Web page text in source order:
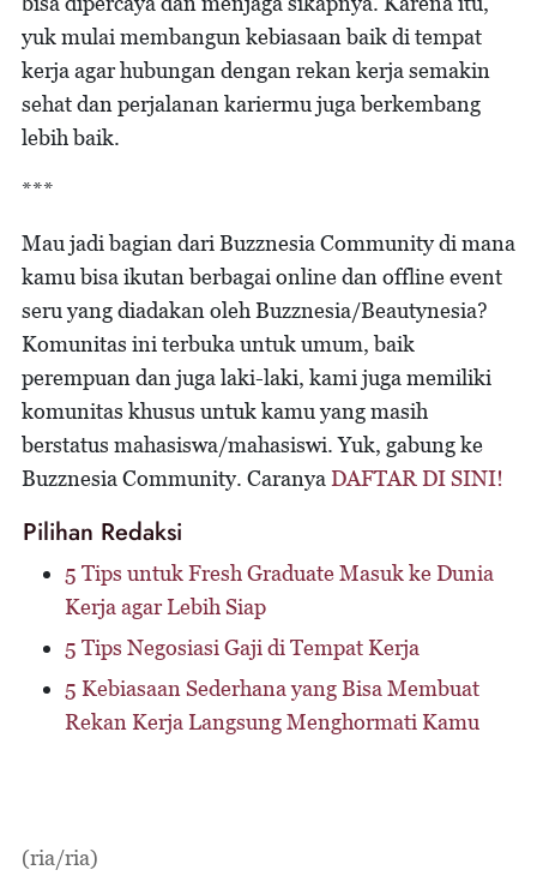
yuk mulai membangun kebiasaan baik di tempat
kerja agar hubungan dengan rekan kerja semakin
sehat dan perjalanan kariermu juga berkembang
lebih baik.
***
Mau jadi bagian dari Buzznesia Community di mana
kamu bisa ikutan berbagai online dan offline event
seru yang diadakan oleh Buzznesia/Beautynesia?
Komunitas ini terbuka untuk umum, baik
perempuan dan juga laki-laki, kami juga memiliki
komunitas khusus untuk kamu yang masih
berstatus mahasiswa/mahasiswi. Yuk, gabung ke
Buzznesia Community. Caranya DAFTAR DI SINI!
Pilihan Redaksi
5 Tips untuk Fresh Graduate Masuk ke Dunia
Kerja agar Lebih Siap
5 Tips Negosiasi Gaji di Tempat Kerja
5 Kebiasaan Sederhana yang Bisa Membuat
Rekan Kerja Langsung Menghormati Kamu
(ria/ria)